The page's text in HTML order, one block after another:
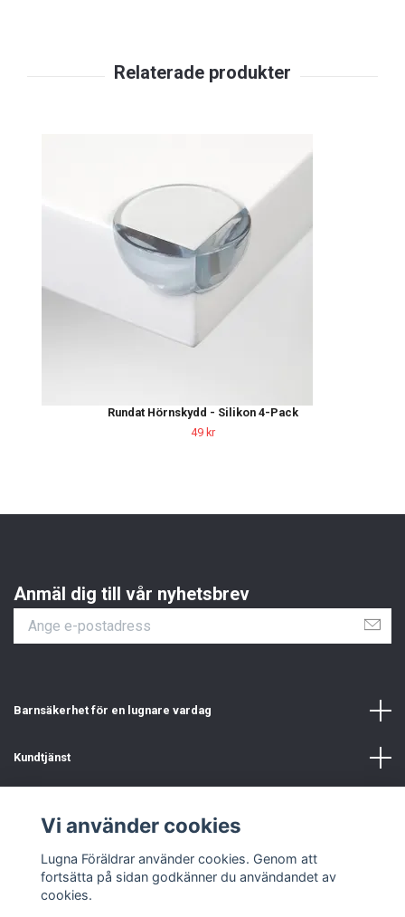
Rundat Hörnskydd - Silikon 4-Pack
49 kr
Anmäl dig till vår nyhetsbrev
Barnsäkerhet för en lugnare vardag
Kundtjänst
Sociala medier
Vi använder cookies
Lugna Föräldrar använder cookies. Genom att
fortsätta på sidan godkänner du användandet av
cookies.